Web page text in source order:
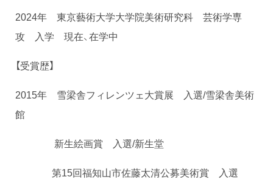
2024年 東京藝術大学大学院美術研究科 芸術学専
攻 入学 現在、在学中
【受賞歴】
2015年 雪梁舎フィレンツェ大賞展 入選/雪梁舎美術
館
新生絵画賞 入選/新生堂
第15回福知山市佐藤太清公募美術賞 入選